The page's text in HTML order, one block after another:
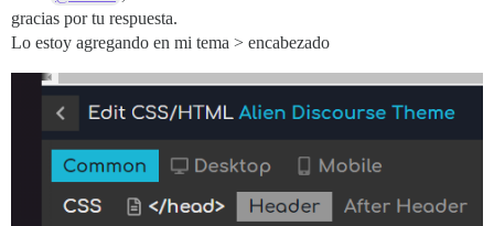
gracias por tu respuesta.
Lo estoy agregando en mi tema > encabezado